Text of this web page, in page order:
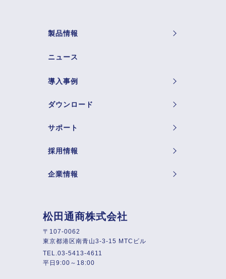
製品情報
ニュース
導入事例
ダウンロード
サポート
採用情報
企業情報
松田通商株式会社
〒107-0062
東京都港区南青山3-3-15 MTCビル
TEL.03-5413-4611
平日9:00～18:00